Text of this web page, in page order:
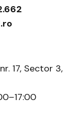
17, Sector 3,